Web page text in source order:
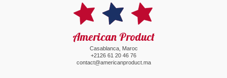
American Product
Casablanca, Maroc
+2126 61 20 46 76
contact@americanproduct.ma